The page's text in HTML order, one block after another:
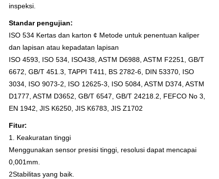
inspeksi.
Standar pengujian:
ISO 534 Kertas dan karton ¢ Metode untuk penentuan kaliper
dan lapisan atau kepadatan lapisan
ISO 4593, ISO 534, ISO438, ASTM D6988, ASTM F2251, GB/T
6672, GB/T 451.3, TAPPI T411, BS 2782-6, DIN 53370, ISO
3034, ISO 9073-2, ISO 12625-3, ISO 5084, ASTM D374, ASTM
D1777, ASTM D3652, GB/T 6547, GB/T 24218.2, FEFCO No 3,
EN 1942, JIS K6250, JIS K6783, JIS Z1702
Fitur:
1. Keakuratan tinggi
Menggunakan sensor presisi tinggi, resolusi dapat mencapai
0,001mm.
2Stabilitas yang baik.